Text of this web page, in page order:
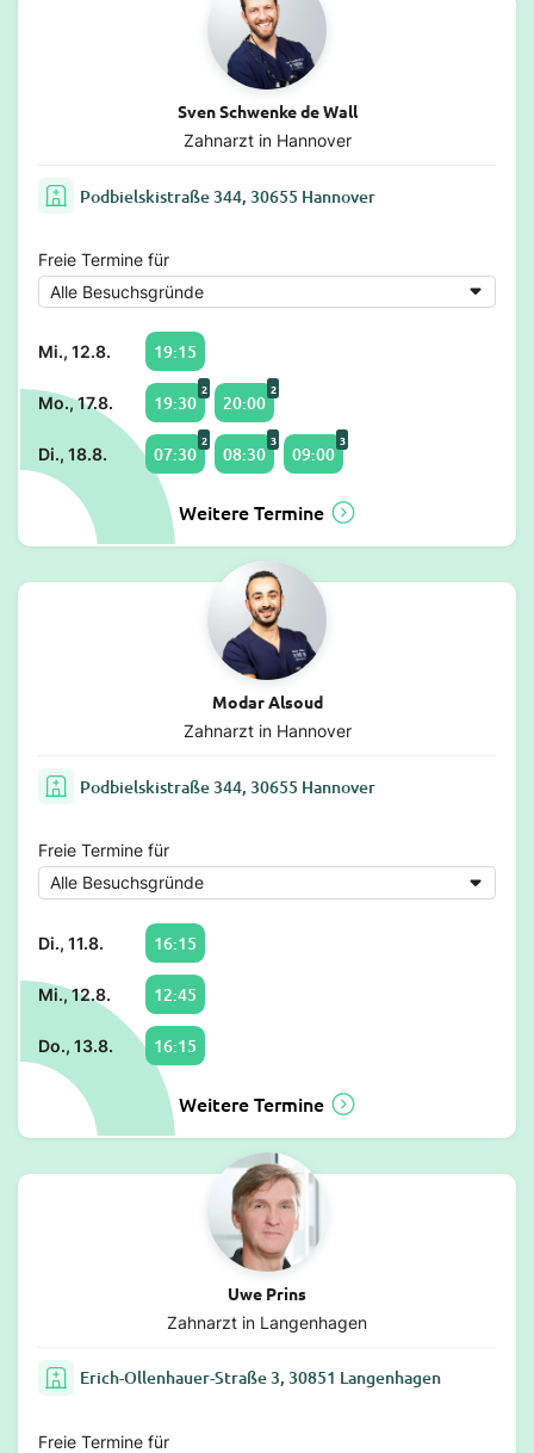
Sven Schwenke de Wall
Zahnarzt in Hannover
Podbielskistraße 344, 30655 Hannover
Freie Termine für
Mi., 12.8. 19:15
Mo., 17.8. 19:30
2
20:00
2
Di., 18.8. 07:30
2
08:30
3
09:00
3
Weitere Termine
Modar Alsoud
Zahnarzt in Hannover
Podbielskistraße 344, 30655 Hannover
Freie Termine für
Di., 11.8. 16:15
Mi., 12.8. 12:45
Do., 13.8. 16:15
Weitere Termine
Uwe Prins
Zahnarzt in Langenhagen
Erich-Ollenhauer-Straße 3, 30851 Langenhagen
Freie Termine für